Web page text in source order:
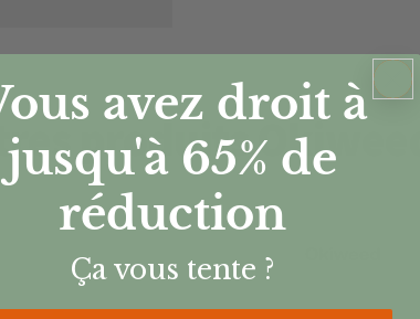
produits
avez droit à
jusqu'à 65% de
réduction
Ça vous tente ?